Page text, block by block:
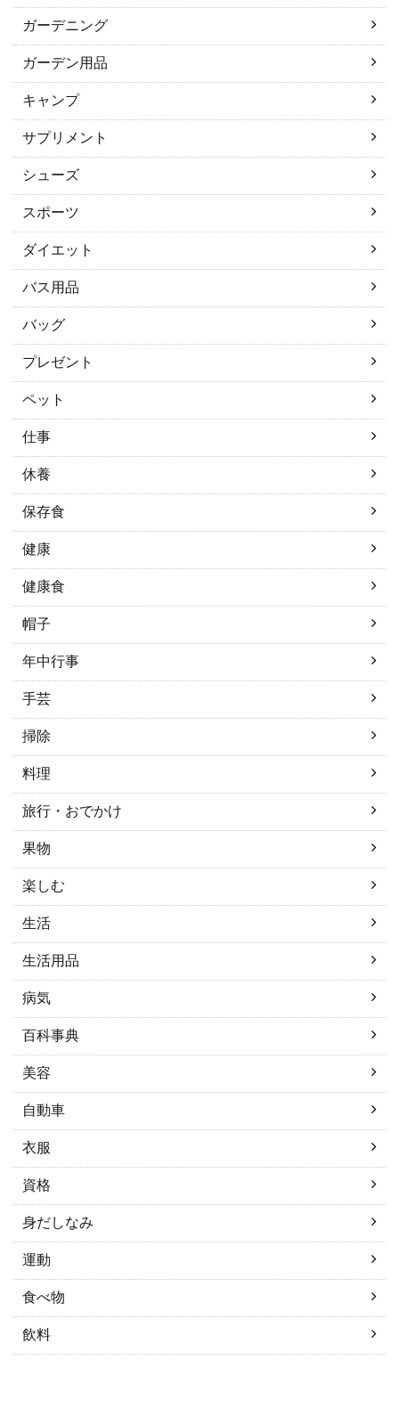
ガーデニング
ガーデン用品
キャンプ
サプリメント
シューズ
スポーツ
ダイエット
バス用品
バッグ
プレゼント
ペット
仕事
休養
保存食
健康
健康食
帽子
年中行事
手芸
掃除
料理
旅行・おでかけ
果物
楽しむ
生活
生活用品
病気
百科事典
美容
自動車
衣服
資格
身だしなみ
運動
食べ物
飲料